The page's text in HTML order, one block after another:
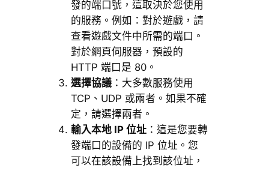
發的端口號，這取決於您使用
的服務。例如：對於遊戲，請
查看遊戲文件中所需的端口。
對於網頁伺服器，預設的
HTTP 端口是 80。
選擇協議：大多數服務使用
TCP、UDP 或兩者。如果不確
定，請選擇兩者。
輸入本地 IP 位址：這是您要轉
發端口的設備的 IP 位址。您
可以在該設備上找到該位址，